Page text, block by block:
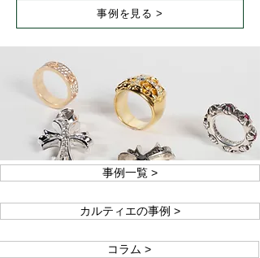
事例を見る >
事例一覧 >
カルティエの事例 >
コラム >